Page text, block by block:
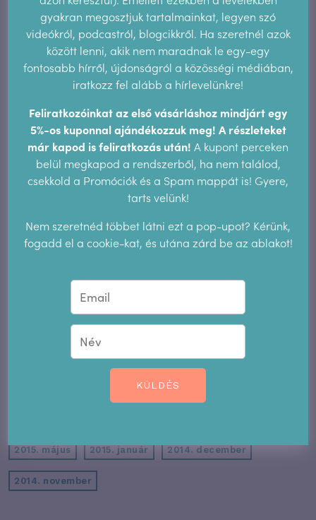
2021. november 2021. október 2021. szeptember
2021. augusztus 2021. május 2021. április
2021. február 2020. december
2020. november 2020. október 2020. szeptember
2020. augusztus 2020. május 2020. április
2020. március 2020. február 2019. augusztus
2019. május 2019. március
2018. december 2018. augusztus 2018. május
2017. augusztus
2016. augusztus 2016. július 2016. május
2016. április 2016. február 2016. január
2015. november
2015. május 2015. január 2014. december
2014. november
gyakran megosztjuk tartalmainkat, legyen szó
videókról, podcastról, blogcikkről. Ha szeretnél azok
között lenni, akik nem maradnak le egy-egy
fontosabb hírről, újdonságról a közösségi médiában,
iratkozz fel alább a hírlevelünkre!
Feliratkozóinkat az első vásárláshoz mindjárt egy
5%-os kuponnal ajándékozzuk meg! A részleteket
már kapod is feliratkozás után! A kupont perceken
belül megkapod a rendszerből, ha nem találod,
csekkold a Promóciók és a Spam mappát is! Gyere,
tarts velünk!
Nem szeretnéd többet látni ezt a pop-upot? Kérünk,
fogadd el a cookie-kat, és utána zárd be az ablakot!
KÜLDÉS